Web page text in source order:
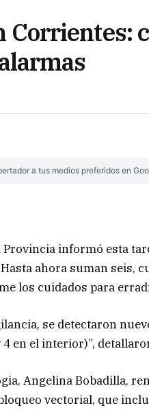
Corrientes:
a tus medios preferidos en
informó esta
ahora suman seis,
los cuidados para
se detectaron
en el interior)”,
Angelina Bobadilla,
vectorial, que